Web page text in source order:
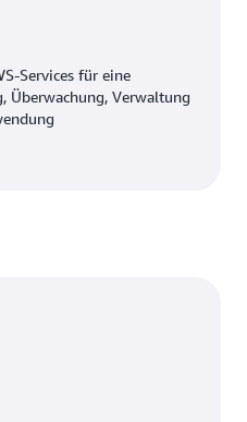
Services für eine
Verwaltung